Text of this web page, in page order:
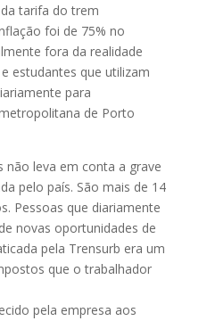
tarifa do trem
foi de 75% no
fora da realidade
estudantes que utilizam
para
de Porto
não leva em conta a grave
pelo país. São mais de 14
Pessoas que diariamente
novas oportunidades de
pela Trensurb era um
que o trabalhador
pela empresa aos